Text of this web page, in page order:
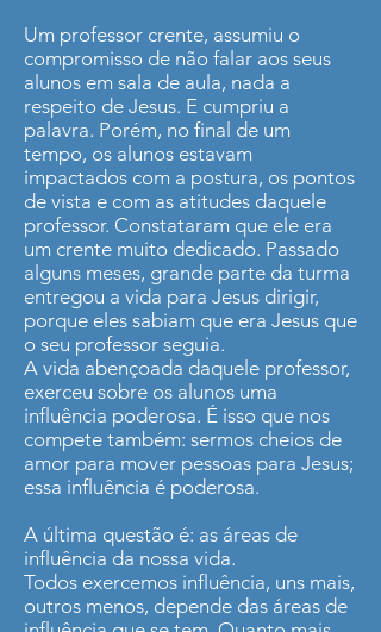
Um professor crente, assumiu o
compromisso de não falar aos seus
alunos em sala de aula, nada a
respeito de Jesus. E cumpriu a
palavra. Porém, no final de um
tempo, os alunos estavam
impactados com a postura, os pontos
de vista e com as atitudes daquele
professor. Constataram que ele era
um crente muito dedicado. Passado
alguns meses, grande parte da turma
entregou a vida para Jesus dirigir,
porque eles sabiam que era Jesus que
o seu professor seguia.
A vida abençoada daquele professor,
exerceu sobre os alunos uma
influência poderosa. É isso que nos
compete também: sermos cheios de
amor para mover pessoas para Jesus;
essa influência é poderosa.
A última questão é: as áreas de
influência da nossa vida.
Todos exercemos influência, uns mais,
outros menos, depende das áreas de